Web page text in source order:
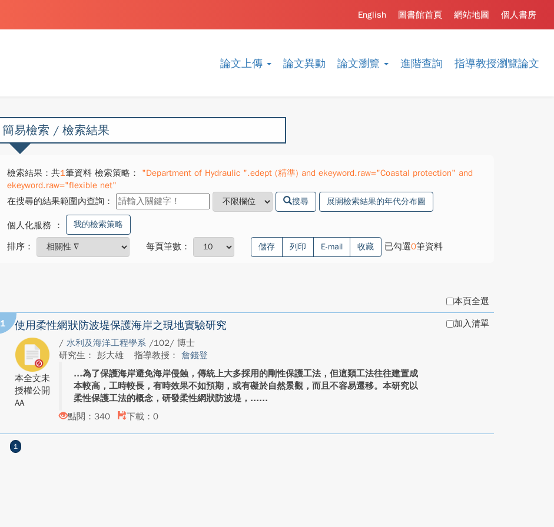
論文上傳 論文異動 論文瀏覽 進階查詢 指導教授瀏覽論文
個人書房
網站地圖
圖書館首頁
English
簡易檢索 / 檢索結果
檢索結果：共1筆資料 檢索策略：
"Department of Hydraulic ".edept (精準) and ekeyword.raw="Coastal protection" and
ekeyword.raw="flexible net"
在搜尋的結果範圍內查詢：
搜尋 展開檢索結果的年代分布圖
個人化服務 ： 我的檢索策略
排序： 每頁筆數： 儲存 列印 E-mail 收藏 已勾選0筆資料
本頁全選
1 使用柔性網狀防波堤保護海岸之現地實驗研究
本全文未
授權公開
AA
/ 水利及海洋工程學系 /102/ 博士
研究生： 彭大雄
指導教授： 詹錢登
為了保護海岸避免海岸侵蝕，傳統上大多採用的剛性保護工法，但這類工法往往建置成
本較高，工時較長，有時效果不如預期，或有礙於自然景觀，而且不容易遷移。本研究以
柔性保護工法的概念，研發柔性網狀防波堤，...
點閱：340
下載：0
加入清單
1